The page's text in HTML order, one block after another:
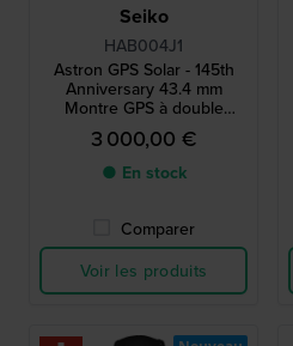
Seiko
HAB004J1
Astron GPS Solar - 145th
Anniversary 43.4 mm
Montre GPS à double
fuseau horaire, solaire, en
titane, en édition limitée,
avec un bracelet en
caoutchouc supplémentaire
3 000,00 €
● En stock
Comparer
Voir les produits